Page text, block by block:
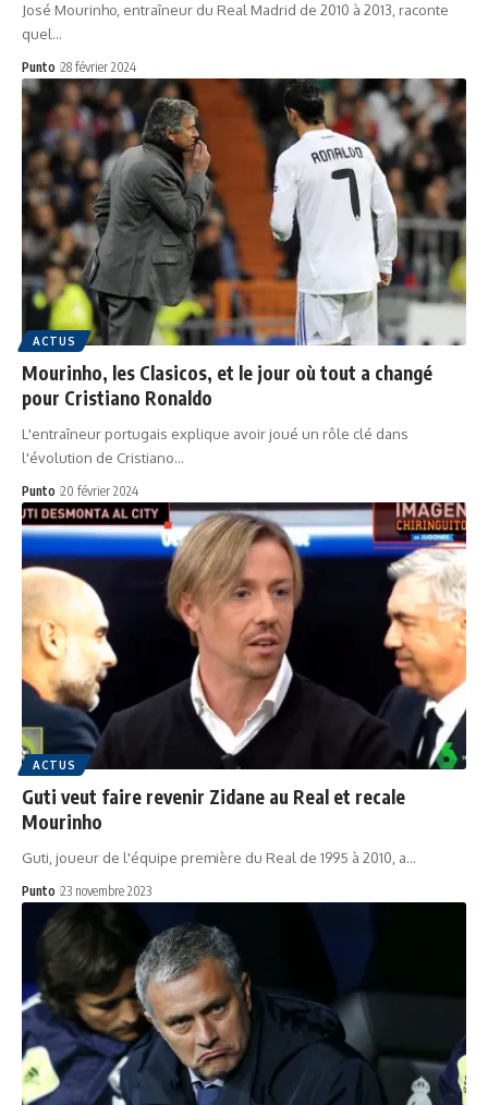
José Mourinho, entraîneur du Real Madrid de 2010 à 2013, raconte
quel…
Punto 28 février 2024
ACTUS
Mourinho, les Clasicos, et le jour où tout a changé
pour Cristiano Ronaldo
L'entraîneur portugais explique avoir joué un rôle clé dans
l'évolution de Cristiano…
Punto 20 février 2024
ACTUS
Guti veut faire revenir Zidane au Real et recale
Mourinho
Guti, joueur de l'équipe première du Real de 1995 à 2010, a…
Punto 23 novembre 2023